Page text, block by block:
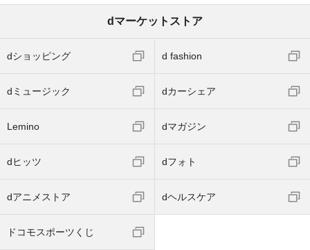
dマーケットストア
dショッピング d fashion
dミュージック dカーシェア
Lemino dマガジン
dヒッツ dフォト
dアニメストア dヘルスケア
ドコモスポーツくじ